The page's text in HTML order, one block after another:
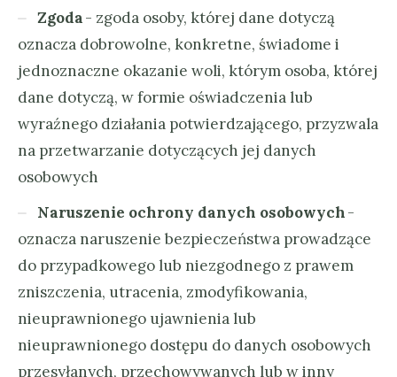
Zgoda- zgoda osoby, której dane dotyczą
oznacza dobrowolne, konkretne, świadome i
jednoznaczne okazanie woli, którym osoba, której
dane dotyczą, w formie oświadczenia lub
wyraźnego działania potwierdzającego, przyzwala
na przetwarzanie dotyczących jej danych
osobowych
Naruszenie ochrony danych osobowych-
oznacza naruszenie bezpieczeństwa prowadzące
do przypadkowego lub niezgodnego z prawem
zniszczenia, utracenia, zmodyfikowania,
nieuprawnionego ujawnienia lub
nieuprawnionego dostępu do danych osobowych
przesyłanych, przechowywanych lub w inny